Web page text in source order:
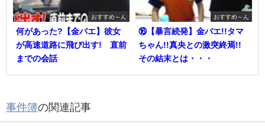
おすすめ～ん
何があった?【金バエ】彼女
が高速道路に飛び出す! 直前
までの会話
おすすめ～ん
⑯【暴言続発】金バエ!!タマ
ちゃん!!真央との激突終焉!!
その結末とは・・・
事件簿の関連記事